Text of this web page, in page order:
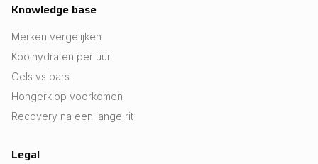
Knowledge base
Merken vergelijken
Koolhydraten per uur
Gels vs bars
Hongerklop voorkomen
Recovery na een lange rit
Legal